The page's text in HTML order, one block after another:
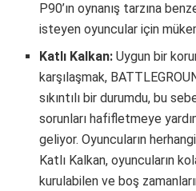
P90’ın oynanış tarzına
isteyen oyuncular için
Katlı Kalkan: Uygun bir
karşılaşmak,
sıkıntılı bir durumdu, bu
sorunları hafifletmeye
geliyor. Oyuncuların
Katlı Kalkan, oyuncuların
kurulabilen ve boş